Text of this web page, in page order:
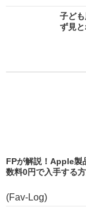
子ど
ず見
FPが解説！Apple製
数料0円で入手する
(Fav-Log)